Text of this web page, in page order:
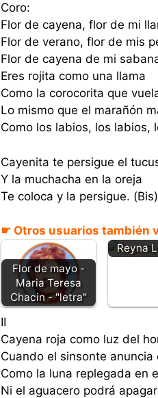
Coro:
Flor de cayena, flor de mi
Flor de verano, flor de mis
Flor de cayena de mi
Eres rojita como una llama
Como la corocorita que
Lo mismo que el marañón
Como los labios, los labios,
Cayenita te persigue el
Y la muchacha en la oreja
Te coloca y la persigue. (Bis)
☛ Otros usuarios también
Flor de mayo -
Maria Teresa
Chacin - "letra"
Flor de
Reyna
II
Cayena roja como luz del
Cuando el sinsonte anuncia
Como la luna replegada en
Ni el aguacero podrá